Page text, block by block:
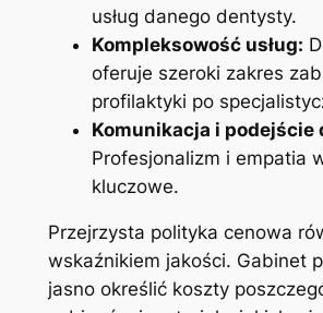
usług danego dentysty.
Kompleksowość usług:
oferuje szeroki zakres
profilaktyki po
Komunikacja i podejście
Profesjonalizm i empatia
kluczowe.
Przejrzysta polityka cenowa
wskaźnikiem jakości. Gabinet
jasno określić koszty